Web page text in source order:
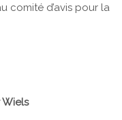
comité d’avis pour la